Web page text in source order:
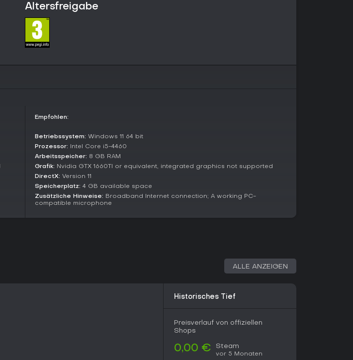
Unterstützte Plattformen:
Windows 10 oder neuer
macOS 11 oder höher
Lohnt es sich?
Atmosphäre mag, findet hier komprimierten Wert. Wer tiefe Mechaniken oder
Kollaborations-Sessions.
Altersfreigabe
Empfohlen:
Betriebssystem: Windows 11 64 bit
Prozessor: Intel Core i5-4460
Arbeitsspeicher: 8 GB RAM
Grafik: Nvidia GTX 1660TI or equivalent, integrated graphics not supported
DirectX: Version 11
Speicherplatz: 4 GB available space
Zusätzliche Hinweise: Broadband Internet connection; A working PC-
compatible microphone
ALLE ANZEIGEN
Historisches Tief
Preisverlauf von offiziellen
Shops
0,00 € Steam
vor 5 Monaten